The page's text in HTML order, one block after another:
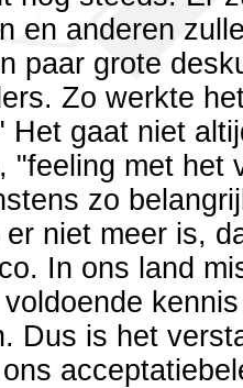
en anderen
paar grote
Zo werkte
Het gaat niet
"feeling met het
zo
niet meer is,
In ons land
Dus is het